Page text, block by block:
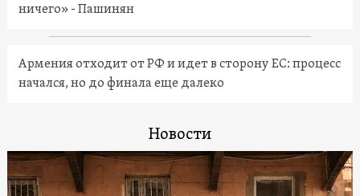
ничего» - Пашинян
Армения отходит от РФ и идет в сторону ЕС: процесс
начался, но до финала еще далеко
Новости